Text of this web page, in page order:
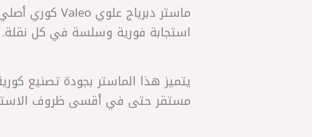
استجابة فورية وسلسة في كل نقلة.
مستقر حتى في أقسى ظروف